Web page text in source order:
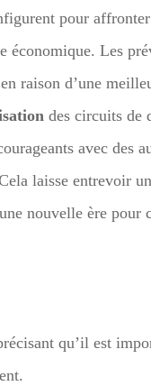
pour
économique. Les
raison d’une
des circuits de
avec des
laisse entrevoir
nouvelle ère pour
qu’il est